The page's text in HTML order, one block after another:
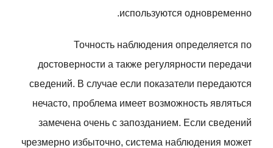
используются одновременно.
Точность наблюдения определяется по
достоверности а также регулярности передачи
сведений. В случае если показатели передаются
нечасто, проблема имеет возможность являться
замечена очень с запозданием. Если сведений
чрезмерно избыточно, система наблюдения может